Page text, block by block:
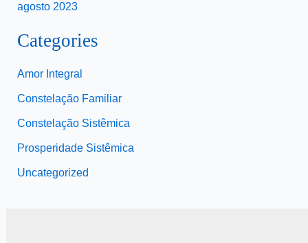
agosto 2023
Categories
Amor Integral
Constelação Familiar
Constelação Sistêmica
Prosperidade Sistêmica
Uncategorized